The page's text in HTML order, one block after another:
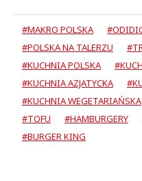
#MAKRO POLSKA
#POLSKA NA TALERZU
#KUCHNIA POLSKA
#KUCHNIA AZJATYCKA
#KUCHNIA WEGETARIAŃSKA
#TOFU
#HAMBURGERY
#BURGER KING